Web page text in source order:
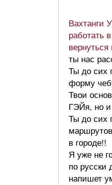
Вахтанги
работать
ты нас
Ты до сих
форму
Твои
ГЭЙя, но и
Ты до сих
в городе!!
Я уже не
по русски
напишет